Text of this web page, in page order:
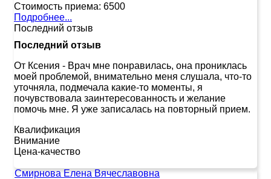
Стоимость приема: 6500
Подробнее...
Последний отзыв
Последний отзыв
От Ксения - Врач мне понравилась, она прониклась
моей проблемой, внимательно меня слушала, что-то
уточняла, подмечала какие-то моменты, я
почувствовала заинтересованность и желание
помочь мне. Я уже записалась на повторный прием.
Квалификация
Внимание
Цена-качество
Смирнова Елена Вячеславовна